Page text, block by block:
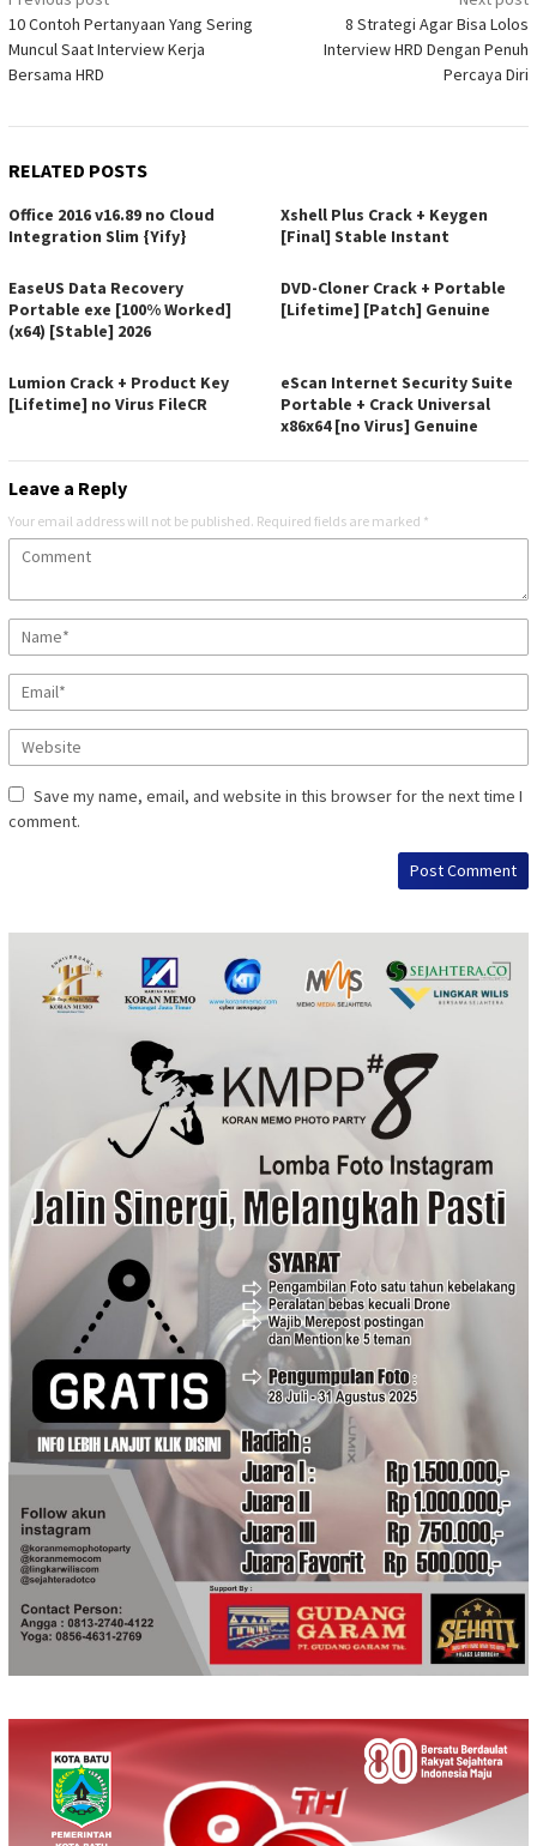
navigation
10 Contoh Pertanyaan Yang Sering
Muncul Saat Interview Kerja
Bersama HRD
8 Strategi Agar Bisa Lolos
Interview HRD Dengan Penuh
Percaya Diri
RELATED POSTS
Office 2016 v16.89 no Cloud
Integration Slim {Yify}
Xshell Plus Crack + Keygen
[Final] Stable Instant
EaseUS Data Recovery
Portable exe [100% Worked]
(x64) [Stable] 2026
DVD-Cloner Crack + Portable
[Lifetime] [Patch] Genuine
Lumion Crack + Product Key
[Lifetime] no Virus FileCR
eScan Internet Security Suite
Portable + Crack Universal
x86x64 [no Virus] Genuine
Leave a Reply
Your email address will not be published. Required fields are marked *
Save my name, email, and website in this browser for the next time I
comment.